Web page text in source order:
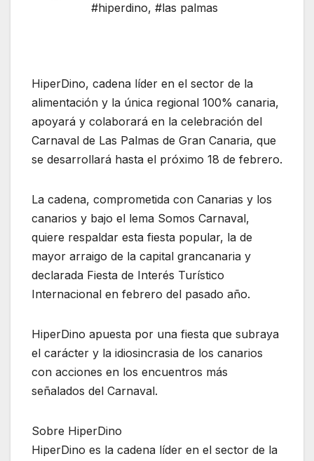
#hiperdino, #las palmas
HiperDino, cadena líder en el sector de la
alimentación y la única regional 100% canaria,
apoyará y colaborará en la celebración del
Carnaval de Las Palmas de Gran Canaria, que
se desarrollará hasta el próximo 18 de febrero.
La cadena, comprometida con Canarias y los
canarios y bajo el lema Somos Carnaval,
quiere respaldar esta fiesta popular, la de
mayor arraigo de la capital grancanaria y
declarada Fiesta de Interés Turístico
Internacional en febrero del pasado año.
HiperDino apuesta por una fiesta que subraya
el carácter y la idiosincrasia de los canarios
con acciones en los encuentros más
señalados del Carnaval.
Sobre HiperDino
HiperDino es la cadena líder en el sector de la